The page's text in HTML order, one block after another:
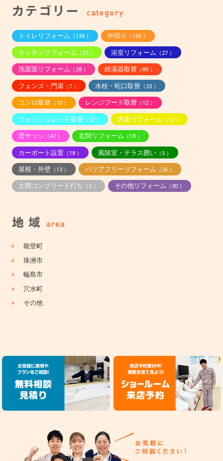
トイレリフォーム （134 ） 外回り （106 ）
キッチンリフォーム （22 ） 浴室リフォーム （27 ）
洗面室リフォーム （28 ） 給湯器取替（80 ）
フェンス・門扉（7 ） 水栓・蛇口取替（23 ）
コンロ取替（10 ） レンジフード取替（12 ）
ウォッシュレット取替（12 ） 内装リフォーム （12 ）
窓サッシ （47 ） 玄関リフォーム （18 ）
カーポート設置（18 ） 風除室・テラス囲い（5 ）
屋根・外壁（13 ） バリアフリーリフォーム （26 ）
土間コンクリート打ち （3 ） その他リフォーム （30 ）
» 能登町
» 珠洲市
» 輪島市
» 穴水町
» その他